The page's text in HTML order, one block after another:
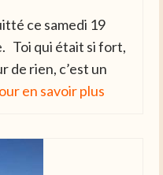
ce samedi 19
Toi qui était si fort,
de rien, c’est un
en savoir plus